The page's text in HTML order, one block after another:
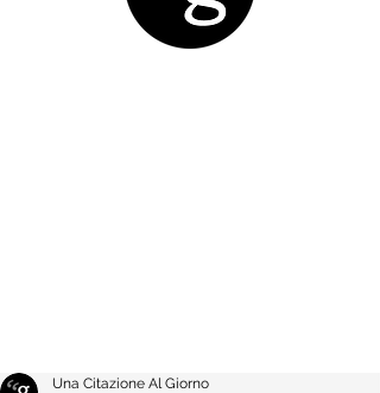
Una Citazione Al Giorno